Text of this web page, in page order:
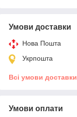
Умови доставки
Нова Пошта
Укрпошта
Всі умови доставки
Умови оплати